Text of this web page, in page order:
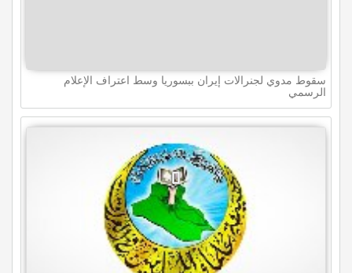
سقوط مدوي لجنرالات إيران ببسوريا وسط اعتراف الإعلام
الرسمي